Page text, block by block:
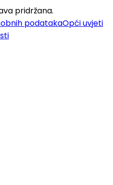
pridržana.
podatakaOpći uvjeti